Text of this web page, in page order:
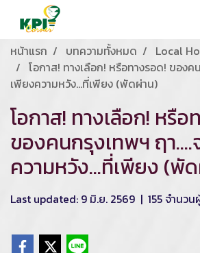
หน้าแรก บทความทั้งหมด
Local
โอกาส! ทางเลือก! หรือทางรอด! ของค
เพียงความหวัง...ที่เพียง (พัดผ่าน)
โอกาส! ทางเลือก! หรือ
ของคนกรุงเทพฯ ฤา....
ความหวัง...ที่เพียง (พั
Last updated: 9 มิ.ย. 2569 | 155 จำนวน